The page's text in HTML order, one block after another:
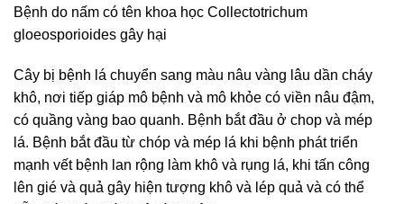
Bệnh do nấm có tên khoa học Collectotrichum
gloeosporioides gây hại
Cây bị bệnh lá chuyển sang màu nâu vàng lâu dần cháy
khô, nơi tiếp giáp mô bệnh và mô khỏe có viền nâu đậm,
có quầng vàng bao quanh. Bệnh bắt đầu ở chop và mép
lá. Bệnh bắt đầu từ chóp và mép lá khi bệnh phát triển
mạnh vết bệnh lan rộng làm khô và rụng lá, khi tấn công
lên gié và quả gây hiện tượng khô và lép quả và có thể